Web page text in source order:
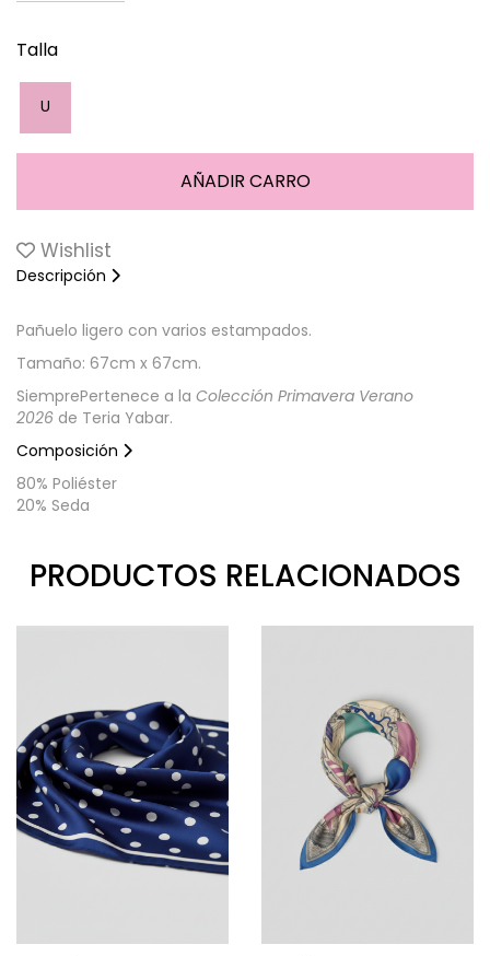
Talla
U
Wishlist
Descripción
Pañuelo ligero con varios estampados.
Tamaño: 67cm x 67cm.
SiemprePertenece a la Colección Primavera Verano
2026 de Teria Yabar.
Composición
80% Poliéster
20% Seda
PRODUCTOS RELACIONADOS